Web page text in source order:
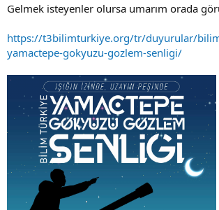
Gelmek isteyenler olursa umarım orada
https://t3bilimturkiye.org/tr/duyurular/
yamactepe-gokyuzu-gozlem-senligi/